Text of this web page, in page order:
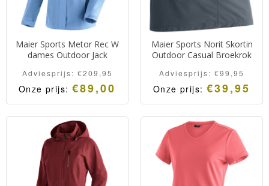
Maier Sports Metor Rec W
dames Outdoor Jack
Adviesprijs: €209,95
Onze prijs: €89,00
Maier Sports Norit Skortin
Outdoor Casual Broekrok
Adviesprijs: €99,95
Onze prijs: €39,95